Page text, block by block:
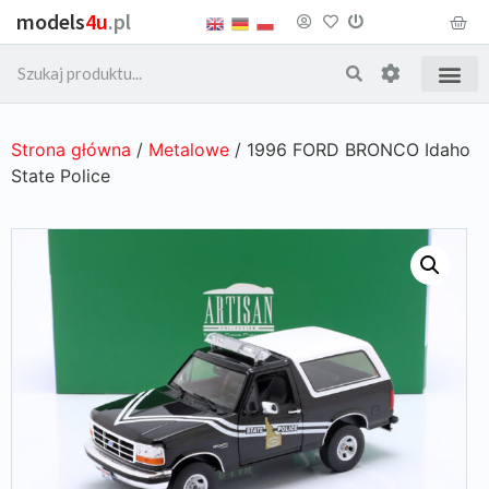
models4u.pl
Strona główna / Metalowe / 1996 FORD BRONCO Idaho
State Police